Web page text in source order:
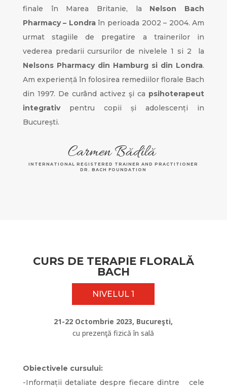
finale în Marea Britanie, la Nelson Bach
Pharmacy – Londraîn perioada 2002 – 2004. Am
urmat stagiile de pregatire a trainerilor in
vederea predarii cursurilor de nivelele 1 si 2 la
Nelsons Pharmacy din Hamburg si din Londra.
Am experiență în folosirea remediilor florale Bach
din 1997. De curând activez şi ca psihoterapeut
integrativpentru copii și adolescenți in
București.
Carmen Bădilă
INTERNATIONAL REGISTERED TRAINER AND PRACTITIONER
DR. BACH FOUNDATION
CURS DE TERAPIE FLORALĂ
BACH
NIVELUL 1
21-22 Octombrie 2023, Bucureşti,
cu prezenţă fizică în sală
Obiectivele cursului:
-Informații detaliate despre fiecare dintre cele